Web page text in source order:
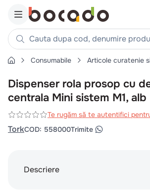
Cauta dupa cod, denumire produs,
Căutări populare
1. cartofi
2. piept pui
3. pui
4. chifle
Consumabile Articole curatenie
Dispenser rola prosop cu
centrala Mini sistem M1, alb
Te rugăm să te autentifici
TorkCOD: 558000Trimite
Descriere